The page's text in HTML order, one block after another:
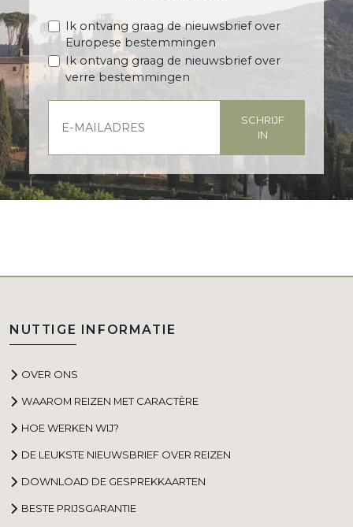
Ik ontvang graag de nieuwsbrief over
Europese bestemmingen
Ik ontvang graag de nieuwsbrief over
verre bestemmingen
SCHRIJF
IN
NUTTIGE INFORMATIE
OVER ONS
WAAROM REIZEN MET CARACTÈRE
HOE WERKEN WIJ?
DE LEUKSTE NIEUWSBRIEF OVER REIZEN
DOWNLOAD DE GESPREKKAARTEN
BESTE PRIJSGARANTIE